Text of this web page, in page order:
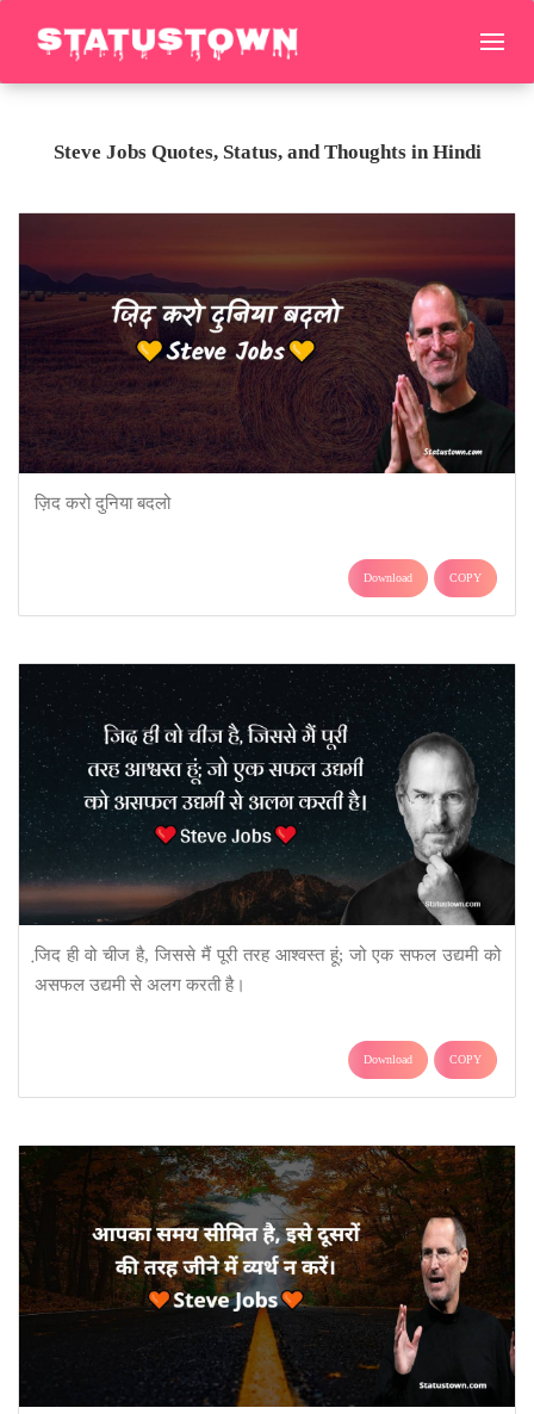
Steve Jobs Quotes, Status, and Thoughts in Hindi
ज़िद करो दुनिया बदलो
Download COPY
जि़द ही वो चीज है, जिससे मैं पूरी तरह आश्वस्त हूं; जो एक सफल उद्यमी को
असफल उद्यमी से अलग करती है।
Download COPY